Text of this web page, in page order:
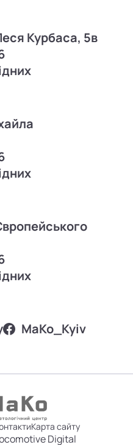
Курбаса, 5в
MаKo_Kyiv
Карта сайту
Digital